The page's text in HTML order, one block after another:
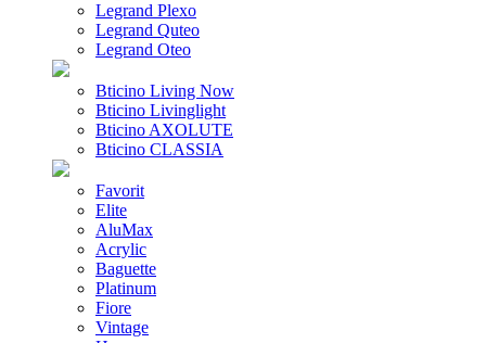
Legrand Plexo
Legrand Quteo
Legrand Oteo
Bticino Living Now
Bticino Livinglight
Bticino AXOLUTE
Bticino CLASSIA
Favorit
Elite
AluMax
Acrylic
Baguette
Platinum
Fiore
Vintage